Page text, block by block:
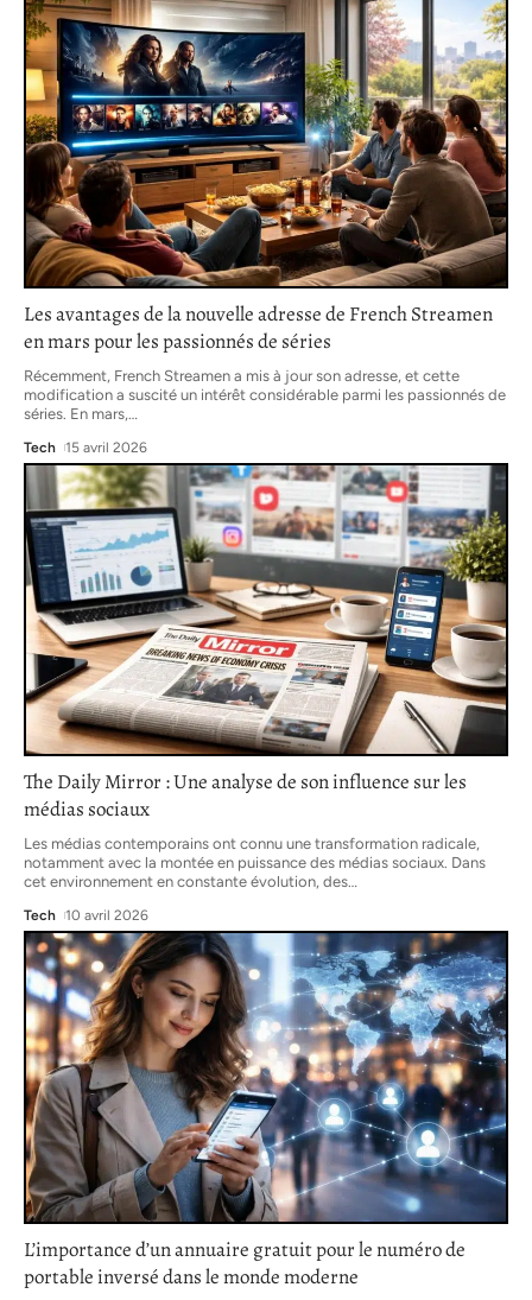
Les avantages de la nouvelle adresse de French Streamen
en mars pour les passionnés de séries
Récemment, French Streamen a mis à jour son adresse, et cette
modification a suscité un intérêt considérable parmi les passionnés de
séries. En mars,
Tech 15 avril 2026
The Daily Mirror : Une analyse de son influence sur les
médias sociaux
Les médias contemporains ont connu une transformation radicale,
notamment avec la montée en puissance des médias sociaux. Dans
cet environnement en constante évolution, des
Tech 10 avril 2026
L’importance d’un annuaire gratuit pour le numéro de
portable inversé dans le monde moderne